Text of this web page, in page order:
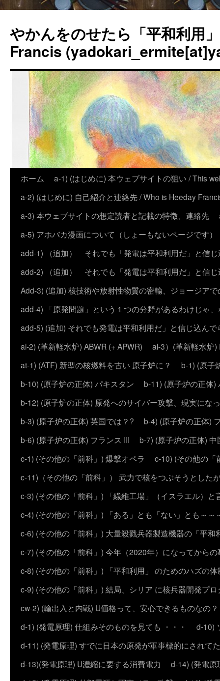
やかんをのせたら「平和利用
Francis
ホーム
a-1) (はじめに) 本ウェブサイトの狙い / This
a-2) (はじめに) 自己紹介と連絡先 / Who is Heeday
a-3) 本ウェブサイトの想定読者と記載の特徴、連絡先
a-5) アホバカ漫画について（しょーもないページです）
add-1) （追加） それでも「発電は平和利用だ」と信
add-2) （追加） それでも「発電は平和利用だ」と信
Add-3) (追加) 核技術や放射性物質の密輸、ジョージアで
add-4) 「原発問題」という１つの分野があるわけじゃ
add-5) (追加) それでも発電は平和利用だ」と信じ込ん
al-2) (革新軽水炉) ABWR (+ APWR)
al-3）(革新軽水炉)
at-1) (ATF) 新型の核燃料を古い 原子炉に？
b-1) (原子
b-10) (原子炉の正体) パキスタン
b-11) (原子炉の正体)
b-12) (原子炉の正体) 原発へのサイバー攻撃、現実にな
b-3) (原子炉の正体) 英国では？?
b-4) (原子炉の正体)
b-6) (原子炉の正体) フランス III
b-7) (原子炉の正体) 中
c-1) (その他の「前科」) 爆撃オペラ
c-10) (その他の「
c-11)（その他の「前科」） 武力で核をつぶそうとした
c-3) (その他の「前科」) 「繊維工場」（イスラエル）と
c-4) (その他の「前科」) 「ある」とも「ない」とも～～
c-6) (その他の「前科」) 大量殺戮兵器製造機器の「平
c-7) (その他の「前科」) 今年（2020年）になってからの
c-8) (その他の「前科」) 「平和利用」 のためのハズの
c-9) (その他の「前科」) 結局、シリア に核兵器開発プ
cw-2) (輸出入と内戦) U価格って、安心できるものなの？
d-1) (発電原理) 仕組みそのものを見ても ・・・
d-10)
d-11) (発電原理) すでに日本の原発が軍事標的にされて
d-13)(発電原理) U濃縮に要する消費電力
d-14) (発電